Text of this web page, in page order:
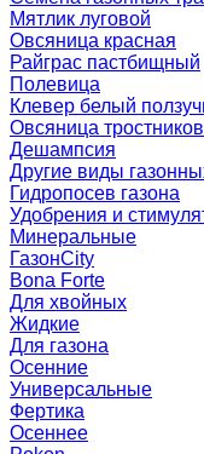
Мятлик луговой
Овсяница красная
Райграс пастбищный
Полевица
Клевер белый
Овсяница
Дешампсия
Другие виды
Гидропосев газона
Удобрения и
Минеральные
ГазонCity
Bona Forte
Для хвойных
Жидкие
Для газона
Осенние
Универсальные
Фертика
Осеннее